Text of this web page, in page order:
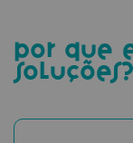
por que
soluções?